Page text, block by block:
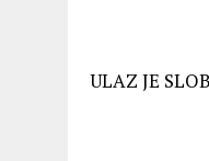
ULAZ JE